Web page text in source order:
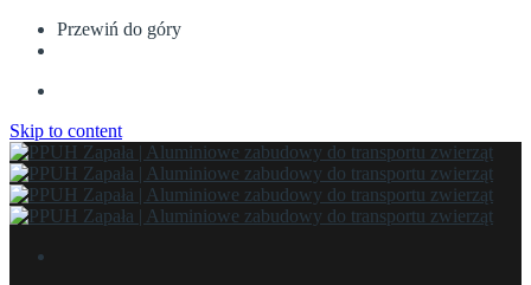
Przewiń do góry
Skip to content